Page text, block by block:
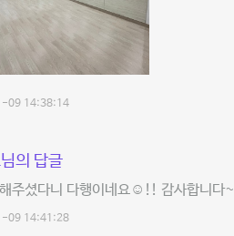
09 14:38:14
의 답글
주셨다니 다행이네요☺️!! 감사합니다~
09 14:41:28